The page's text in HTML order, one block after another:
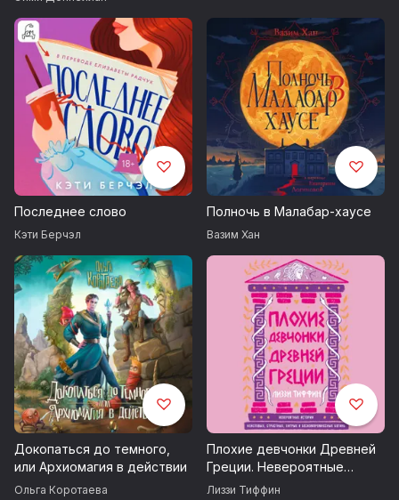
Последнее слово
Кэти Берчэл
Полночь в Малабар-хаусе
Вазим Хан
Докопаться до темного,
или Архиомагия в действии
Ольга Коротаева
Плохие девчонки Древней
Греции. Невероятные
истории неистовых,
Лиззи Тиффин